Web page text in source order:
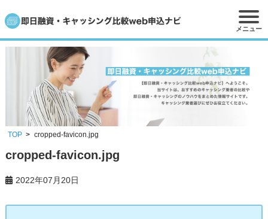
メニュー
TOP cropped-favicon.jpg
cropped-favicon.jpg
2022年07月20日